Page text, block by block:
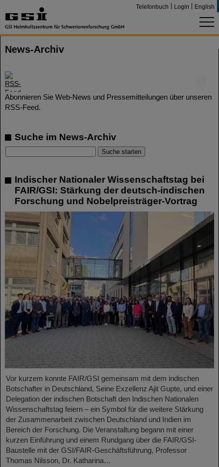
Telefonbuch Login English
News-Archiv
Abonnieren Sie Web-News und Pressemitteilungen über unseren
RSS-Feed.
Suche im News-Archiv
Indischer Nationaler Wissenschaftstag bei
FAIR/GSI: Stärkung der deutsch-indischen
Forschung und Nobelpreisträger-Vortrag
Vor kurzem konnte FAIR/GSI gemeinsam mit dem indischen
Botschafter in Deutschland, Seine Exzellenz Ajit Gupte, und einer
Delegation der indischen Botschaft den Indischen Nationalen
Wissenschaftstag feiern – ein Symbol für die weitere Stärkung
der Zusammenarbeit zwischen Deutschland und Indien im
Bereich der Forschung. Die Veranstaltung begann mit einer
kurzen Einführung und einem Rundgang über die FAIR/GSI-
Baustelle mit der GSI/FAIR-Geschäftsführung, Professor
Thomas Nilsson, Dr. Katharina…